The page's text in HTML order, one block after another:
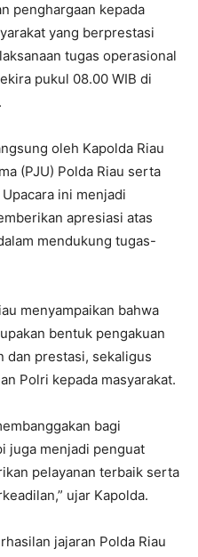
penghargaan kepada
yang berprestasi
tugas operasional
pukul 08.00 WIB di
oleh Kapolda Riau
(PJU) Polda Riau serta
ini menjadi
apresiasi atas
mendukung tugas-
menyampaikan bahwa
bentuk pengakuan
dan prestasi, sekaligus
Polri kepada masyarakat.
bagi
juga menjadi penguat
pelayanan terbaik serta
ujar Kapolda.
jajaran Polda Riau